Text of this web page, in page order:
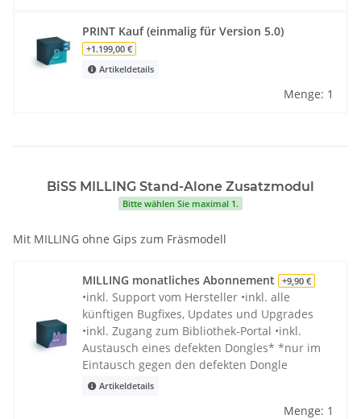
PRINT Kauf (einmalig für Version 5.0)
+1.199,00 €
Artikeldetails
Menge: 1
BiSS MILLING Stand-Alone Zusatzmodul
Bitte wählen Sie maximal 1.
Mit MILLING ohne Gips zum Fräsmodell
MILLING monatliches Abonnement +9,90 €
•inkl. Support vom Hersteller •inkl. alle
künftigen Bugfixes, Updates und Upgrades
•inkl. Zugang zum Bibliothek-Portal •inkl.
Austausch eines defekten Dongles* *nur im
Eintausch gegen den defekten Dongle
Artikeldetails
Menge: 1